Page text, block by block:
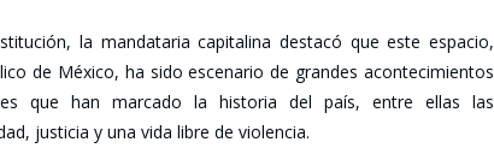
la mandataria capitalina destacó que este espacio,
de México, ha sido escenario de grandes acontecimientos
que han marcado la historia del país, entre ellas las
justicia y una vida libre de violencia.